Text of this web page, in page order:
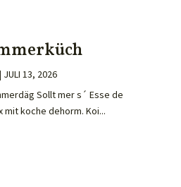
| JULI 13, 2026
Sollt mer s´ Esse de
mit koche dehorm. Koi...